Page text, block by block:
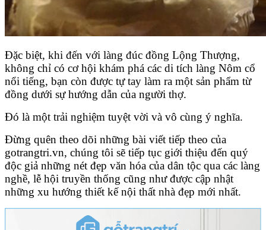
Đặc biệt, khi đến với làng đúc đồng Lộng Thượng,
không chỉ có cơ hội khám phá các di tích làng Nôm cổ
nổi tiếng, bạn còn được tự tay làm ra một sản phẩm từ
đồng dưới sự hướng dẫn của người thợ.
Đó là một trải nghiệm tuyệt vời và vô cùng ý nghĩa.
Đừng quên theo dõi những bài viết tiếp theo của
gotrangtri.vn, chúng tôi sẽ tiếp tục giới thiệu đến quý
độc giả những nét đẹp văn hóa của dân tộc qua các làng
nghề, lễ hội truyền thống cũng như được cập nhật
những xu hướng thiết kế nội thất nhà đẹp mới nhất.